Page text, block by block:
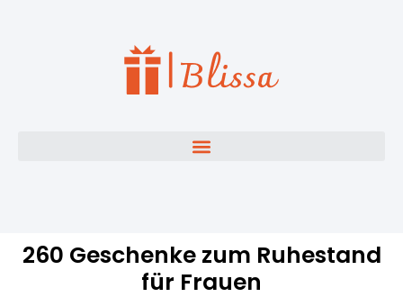
260 Geschenke zum Ruhestand
für Frauen